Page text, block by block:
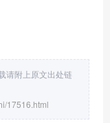
请附上原文出处链
17516.html